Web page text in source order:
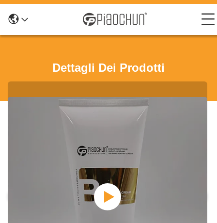
Dettagli Dei Prodotti